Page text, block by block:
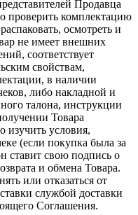
Продавца
проверить комплектацию
осмотреть и
не имеет внешних
соответствует
свойствам,
в наличии
либо накладной и
талона, инструкции
Товара
изучить условия,
(если покупка была за
ставит свою подпись о
и обмена Товара.
или отказаться от
службой доставки
Соглашения.